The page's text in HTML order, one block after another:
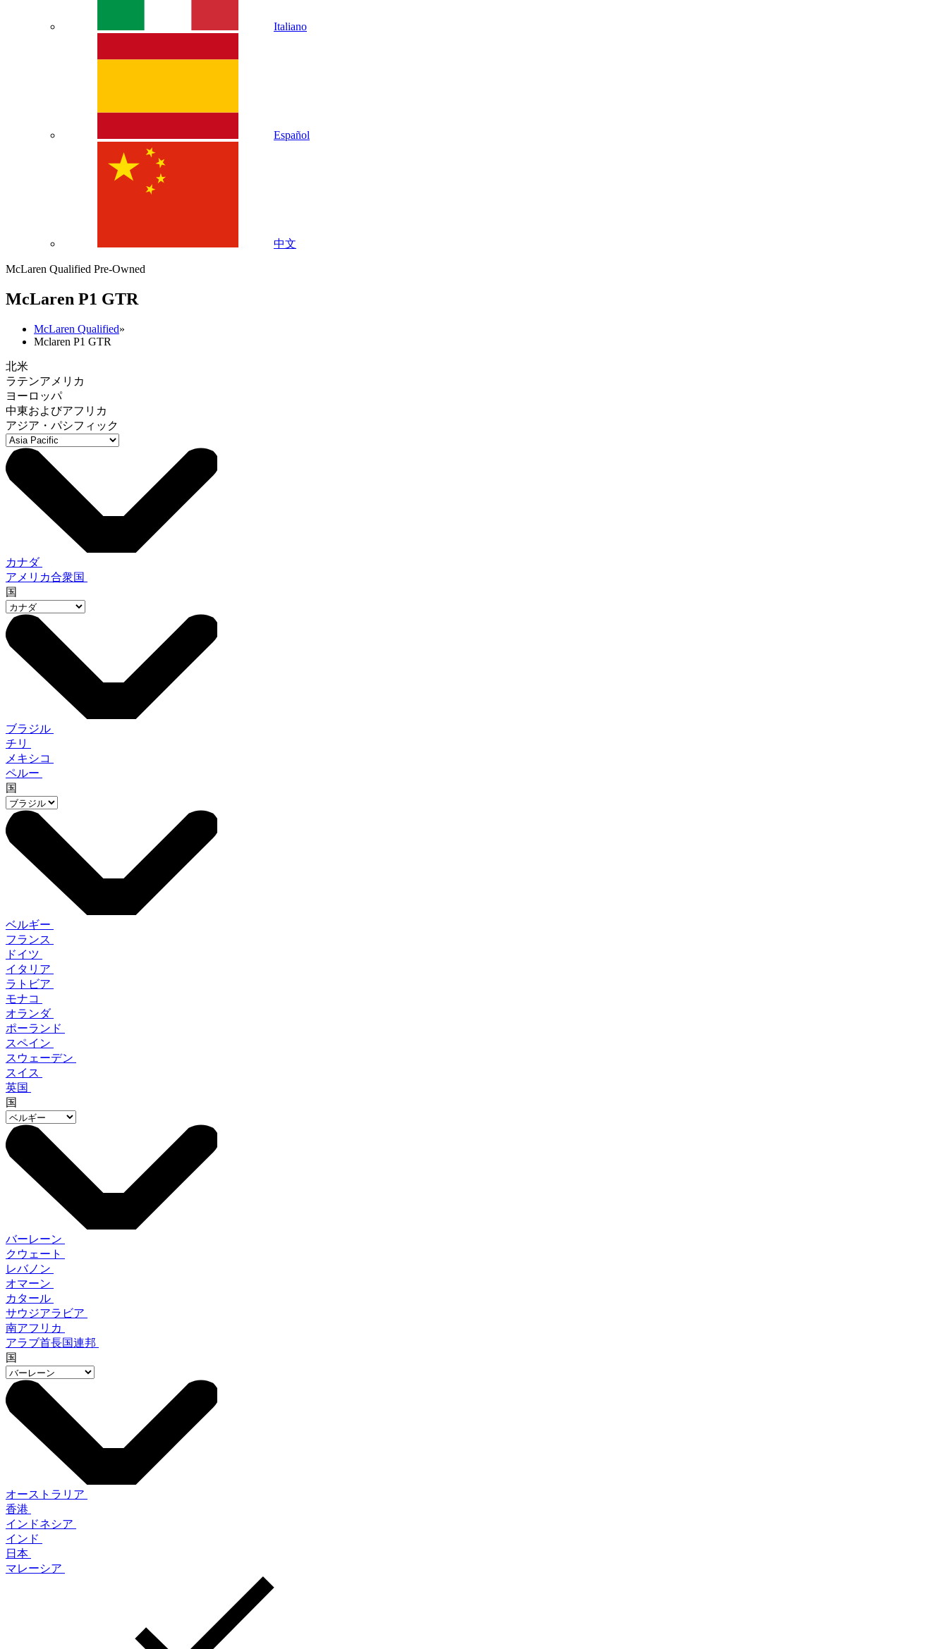
Italiano
Español
中文
McLaren Qualified Pre-Owned
McLaren P1 GTR
McLaren Qualified»
Mclaren P1 GTR
北米
ラテンアメリカ
ヨーロッパ
中東およびアフリカ
アジア・パシフィック
カナダ
アメリカ合衆国
国
ブラジル
チリ
メキシコ
ペルー
国
ベルギー
フランス
ドイツ
イタリア
ラトビア
モナコ
オランダ
ポーランド
スペイン
スウェーデン
スイス
英国
国
バーレーン
クウェート
レバノン
オマーン
カタール
サウジアラビア
南アフリカ
アラブ首長国連邦
国
オーストラリア
香港
インドネシア
インド
日本
マレーシア